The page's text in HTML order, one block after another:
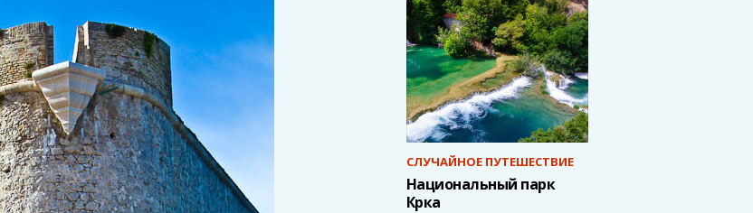
СЛУЧАЙНОЕ ПУТЕШЕСТВИЕ
Национальный парк
Крка